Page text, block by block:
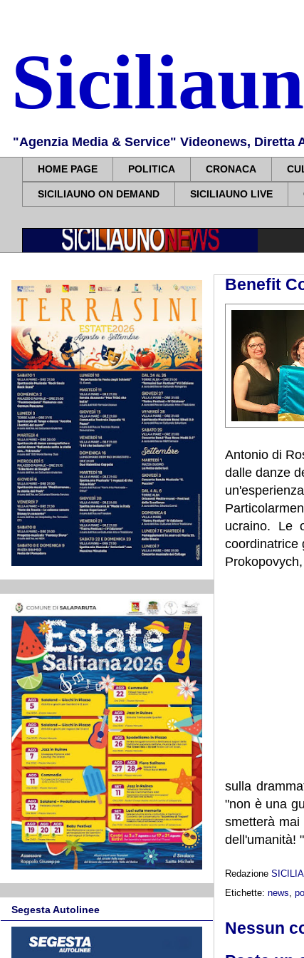
"Agenzia Media & Service" Videonews,
HOME PAGE POLITICA CRONACA
SICILIAUNO ON DEMAND SICILIAUNO LIVE
Benefit
Antonio di
dalle danze
ucraino. Le
coordinatrice
sulla
"non è una
smetterà
dell'umanità! "
Redazione
Etichette: news
Nessun
Segesta Autolinee